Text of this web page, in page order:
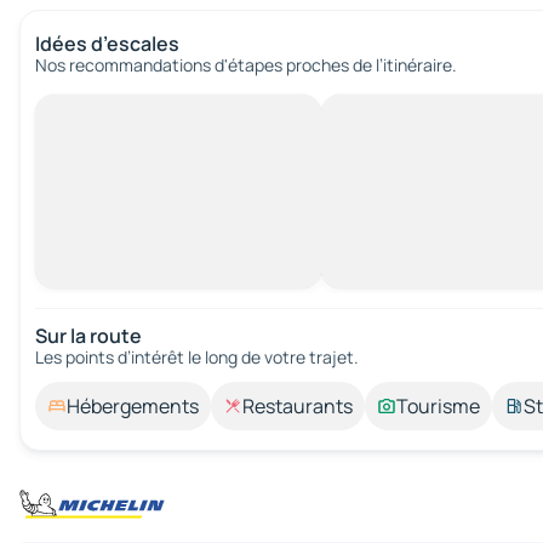
Idées d’escales
Nos recommandations d'étapes proches de l’itinéraire.
Sur la route
Les points d’intérêt le long de votre trajet.
Hébergements Restaurants Tourisme